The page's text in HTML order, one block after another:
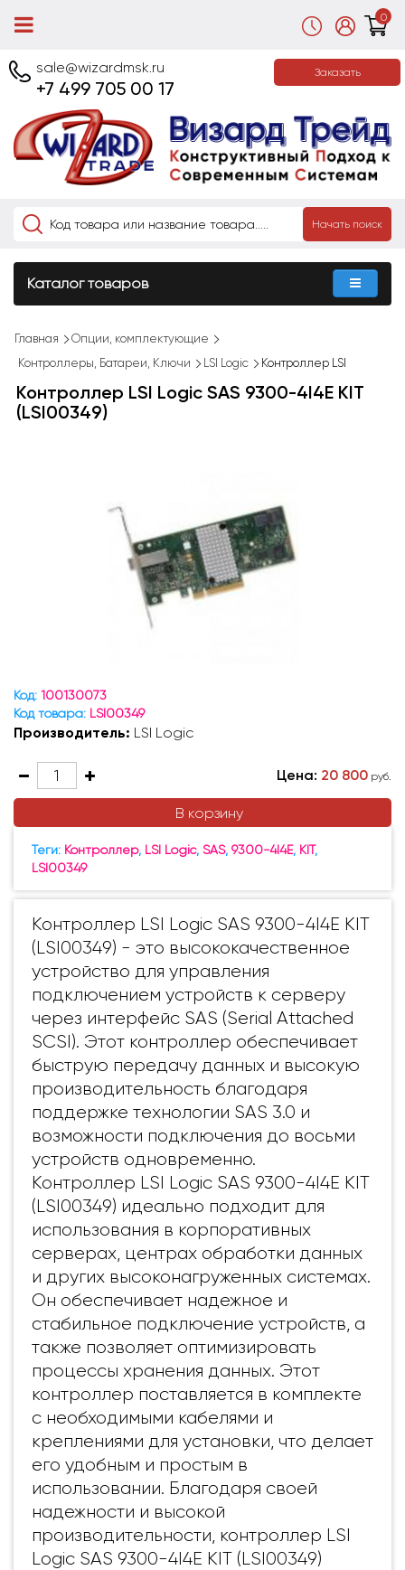
0
sale@wizardmsk.ru
+7 499 705 00 17
Заказать
Начать поиск
Каталог товаров
Главная
Опции, комплектующие
Контроллеры, Батареи, Ключи
LSI Logic Контроллер LSI
Контроллер LSI Logic SAS 9300-4I4E KIT
(LSI00349)
Код: 100130073
Код товара: LSI00349
Производитель: LSI Logic
В корзину
Цена: 20 800 руб.
Теги: Контроллер, LSI Logic, SAS, 9300-4I4E, KIT,
LSI00349
Контроллер LSI Logic SAS 9300-4I4E KIT
(LSI00349) - это высококачественное
устройство для управления
подключением устройств к серверу
через интерфейс SAS (Serial Attached
SCSI). Этот контроллер обеспечивает
быструю передачу данных и высокую
производительность благодаря
поддержке технологии SAS 3.0 и
возможности подключения до восьми
устройств одновременно.
Контроллер LSI Logic SAS 9300-4I4E KIT
(LSI00349) идеально подходит для
использования в корпоративных
серверах, центрах обработки данных
и других высоконагруженных системах.
Он обеспечивает надежное и
стабильное подключение устройств, а
также позволяет оптимизировать
процессы хранения данных. Этот
контроллер поставляется в комплекте
с необходимыми кабелями и
креплениями для установки, что делает
его удобным и простым в
использовании. Благодаря своей
надежности и высокой
производительности, контроллер LSI
Logic SAS 9300-4I4E KIT (LSI00349)